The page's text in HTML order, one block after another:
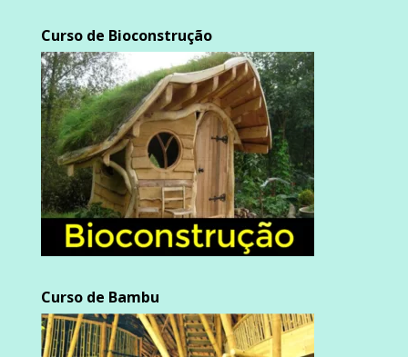
Curso de Bioconstrução
Curso de Bambu